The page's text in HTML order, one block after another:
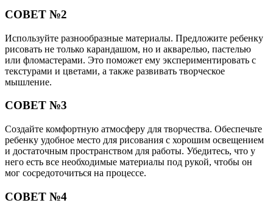
СОВЕТ №2
Используйте разнообразные материалы. Предложите ребенку
рисовать не только карандашом, но и акварелью, пастелью
или фломастерами. Это поможет ему экспериментировать с
текстурами и цветами, а также развивать творческое
мышление.
СОВЕТ №3
Создайте комфортную атмосферу для творчества. Обеспечьте
ребенку удобное место для рисования с хорошим освещением
и достаточным пространством для работы. Убедитесь, что у
него есть все необходимые материалы под рукой, чтобы он
мог сосредоточиться на процессе.
СОВЕТ №4